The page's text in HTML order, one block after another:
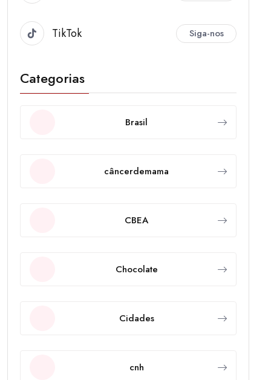
TikTok Siga-nos
Categorias
Brasil
câncerdemama
CBEA
Chocolate
Cidades
cnh